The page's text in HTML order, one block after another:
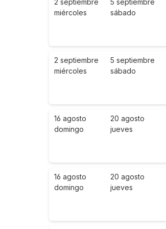
2 septiembre
miércoles
5 septiembre
sábado
2 septiembre
miércoles
5 septiembre
sábado
16 agosto
domingo
20 agosto
jueves
16 agosto
domingo
20 agosto
jueves